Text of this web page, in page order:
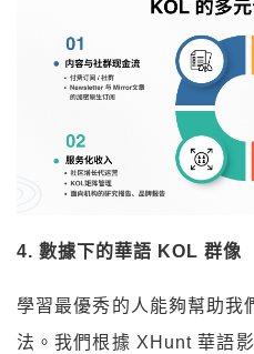
4. 數據下的華語 KOL 群像
學習最優秀的人能夠幫助我
法。我們根據 XHunt 華語